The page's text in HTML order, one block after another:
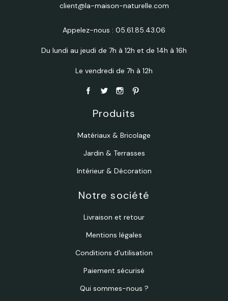
client@la-maison-naturelle.com
Appelez-nous : 05.61.85.43.06
Du lundi au jeudi de 7h à 12h et de 14h à 16h
Le vendredi de 7h à 12h
Produits
Matériaux & Bricolage
Jardin & Terrasses
Intérieur & Décoration
Notre société
Livraison et retour
Mentions légales
Conditions d'utilisation
Paiement sécurisé
Qui sommes-nous ?